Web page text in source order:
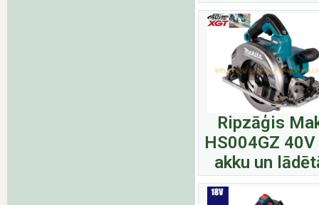
Ripzāģis
HS004GZ 40V
akku un